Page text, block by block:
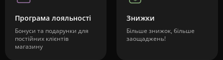
Програма лояльності
Бонуси та подарунки для
постійних клієнтів
магазину
Знижки
Більше знижок, більше
заощаджень!